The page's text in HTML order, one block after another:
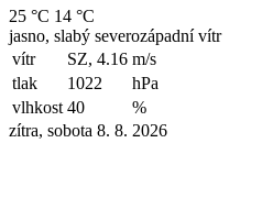
25 °C 14 °C
jasno, slabý severozápadní vítr
vítr
SZ, 4.16 m/s
tlak
1022
hPa
vlhkost 40
%
zítra, sobota 8. 8. 2026